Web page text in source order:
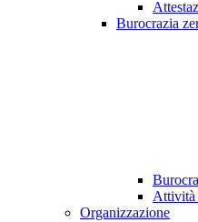
Burocrazia
Attività
Organizzazione